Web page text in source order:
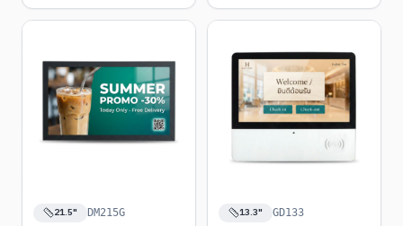
21.5" DM215G 13.3" GD133